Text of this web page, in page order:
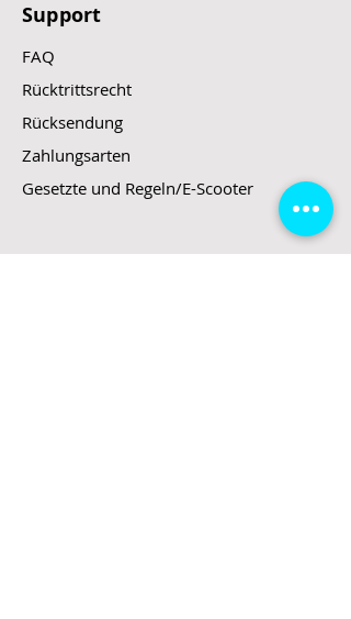
Support
FAQ
Rücktrittsrecht
Rücksendung
Zahlungsarten
Gesetzte und Regeln/E-Scooter
Shop